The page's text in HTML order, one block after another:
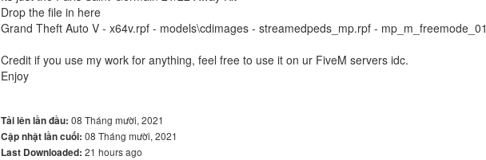
Drop the file in here
Grand Theft Auto V - x64v.rpf - models\cdimages - streamedpeds_mp.rpf - mp_m_freemode_01
Credit if you use my work for anything, feel free to use it on ur FiveM servers idc.
Enjoy
Tải lên lần đầu: 08 Tháng mười, 2021
Cập nhật lần cuối: 08 Tháng mười, 2021
Last Downloaded: 21 hours ago